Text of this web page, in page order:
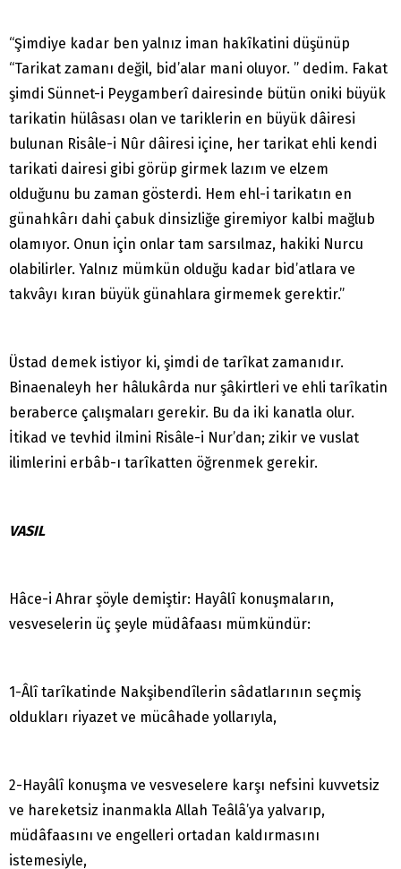
“Şimdiye kadar ben yalnız iman hakîkatini düşünüp
“Tarikat zamanı değil, bid’alar mani oluyor. ” dedim. Fakat
şimdi Sünnet-i Peygamberî dairesinde bütün oniki büyük
tarikatin hülâsası olan ve tariklerin en büyük dâiresi
bulunan Risâle-i Nûr dâiresi içine, her tarikat ehli kendi
tarikati dairesi gibi görüp girmek lazım ve elzem
olduğunu bu zaman gösterdi. Hem ehl-i tarikatın en
günahkârı dahi çabuk dinsizliğe giremiyor kalbi mağlub
olamıyor. Onun için onlar tam sarsılmaz, hakiki Nurcu
olabilirler. Yalnız mümkün olduğu kadar bid’atlara ve
takvâyı kıran büyük günahlara girmemek gerektir.”
Üstad demek istiyor ki, şimdi de tarîkat zamanıdır.
Binaenaleyh her hâlukârda nur şâkirtleri ve ehli tarîkatin
beraberce çalışmaları gerekir. Bu da iki kanatla olur.
İtikad ve tevhid ilmini Risâle-i Nur’dan; zikir ve vuslat
ilimlerini erbâb-ı tarîkatten öğrenmek gerekir.
VASIL
Hâce-i Ahrar şöyle demiştir: Hayâlî konuşmaların,
vesveselerin üç şeyle müdâfaası mümkündür:
1-Âlî tarîkatinde Nakşibendîlerin sâdatlarının seçmiş
oldukları riyazet ve mücâhade yollarıyla,
2-Hayâlî konuşma ve vesveselere karşı nefsini kuvvetsiz
ve hareketsiz inanmakla Allah Teâlâ’ya yalvarıp,
müdâfaasını ve engelleri ortadan kaldırmasını
istemesiyle,